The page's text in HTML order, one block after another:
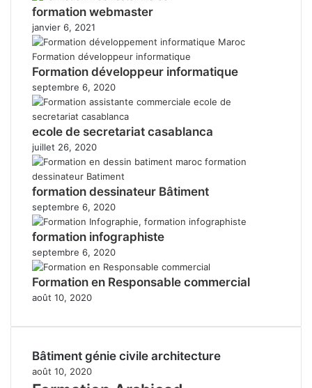
formation webmaster
janvier 6, 2021
Formation développeur informatique
septembre 6, 2020
ecole de secretariat casablanca
juillet 26, 2020
formation dessinateur Bâtiment
septembre 6, 2020
formation infographiste
septembre 6, 2020
Formation en Responsable commercial
août 10, 2020
Bâtiment génie civile architecture
août 10, 2020